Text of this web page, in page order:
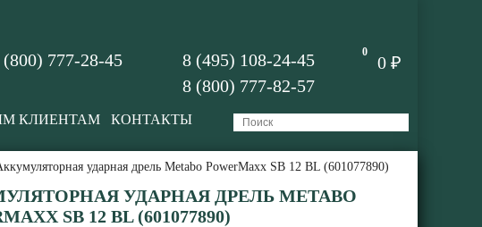
0
0 ₽
8 (495) 108-24-45
8 (800) 777-82-57
(800) 777-28-45
КЛИЕНТАМ КОНТАКТЫ
ударная дрель Metabo PowerMaxx SB 12 BL (601077890)
УДАРНАЯ ДРЕЛЬ METABO
SB 12 BL (601077890)